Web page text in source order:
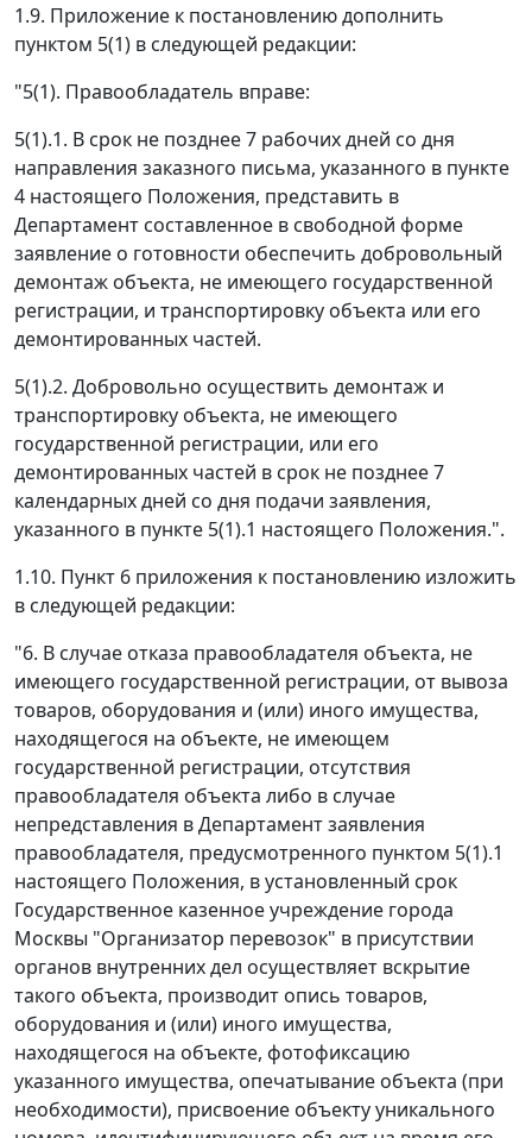
1.9. Приложение к постановлению дополнить
пунктом 5(1) в следующей редакции:
"5(1). Правообладатель вправе:
5(1).1. В срок не позднее 7 рабочих дней со дня
направления заказного письма, указанного в пункте
4 настоящего Положения, представить в
Департамент составленное в свободной форме
заявление о готовности обеспечить добровольный
демонтаж объекта, не имеющего государственной
регистрации, и транспортировку объекта или его
демонтированных частей.
5(1).2. Добровольно осуществить демонтаж и
транспортировку объекта, не имеющего
государственной регистрации, или его
демонтированных частей в срок не позднее 7
календарных дней со дня подачи заявления,
указанного в пункте 5(1).1 настоящего Положения.".
1.10. Пункт 6 приложения к постановлению изложить
в следующей редакции:
"6. В случае отказа правообладателя объекта, не
имеющего государственной регистрации, от вывоза
товаров, оборудования и (или) иного имущества,
находящегося на объекте, не имеющем
государственной регистрации, отсутствия
правообладателя объекта либо в случае
непредставления в Департамент заявления
правообладателя, предусмотренного пунктом 5(1).1
настоящего Положения, в установленный срок
Государственное казенное учреждение города
Москвы "Организатор перевозок" в присутствии
органов внутренних дел осуществляет вскрытие
такого объекта, производит опись товаров,
оборудования и (или) иного имущества,
находящегося на объекте, фотофиксацию
указанного имущества, опечатывание объекта (при
необходимости), присвоение объекту уникального